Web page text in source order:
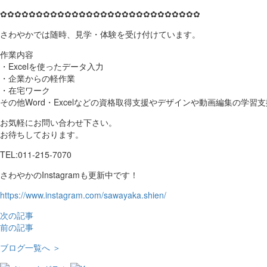
✿✿✿✿✿✿✿✿✿✿✿✿✿✿✿✿✿✿✿✿✿✿✿✿✿✿✿✿
さわやかでは随時、見学・体験を受け付けています。
作業内容
・Excelを使ったデータ入力
・企業からの軽作業
・在宅ワーク
その他Word・Excelなどの資格取得支援やデザインや動画編集の学習支
お気軽にお問い合わせ下さい。
お待ちしております。
TEL:011-215-7070
さわやかのInstagramも更新中です！
https://www.instagram.com/sawayaka.shien/
次の記事
前の記事
ブログ一覧へ ＞